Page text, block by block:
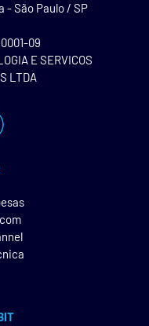
- São Paulo / SP
09
E SERVICOS
LTDA